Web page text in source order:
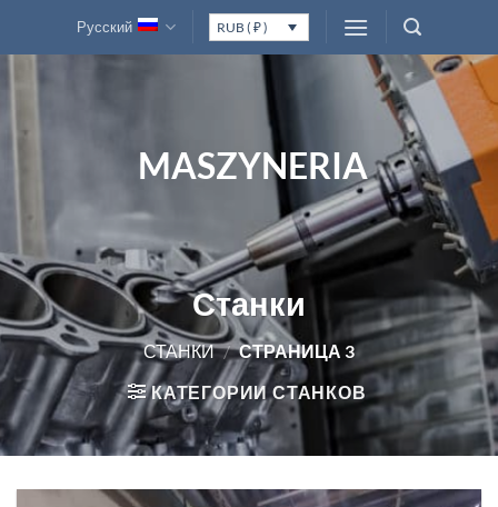
Русский RUB ( ₽ )
MASZYNERIA
Станки
СТАНКИ / СТРАНИЦА 3
КАТЕГОРИИ СТАНКОВ